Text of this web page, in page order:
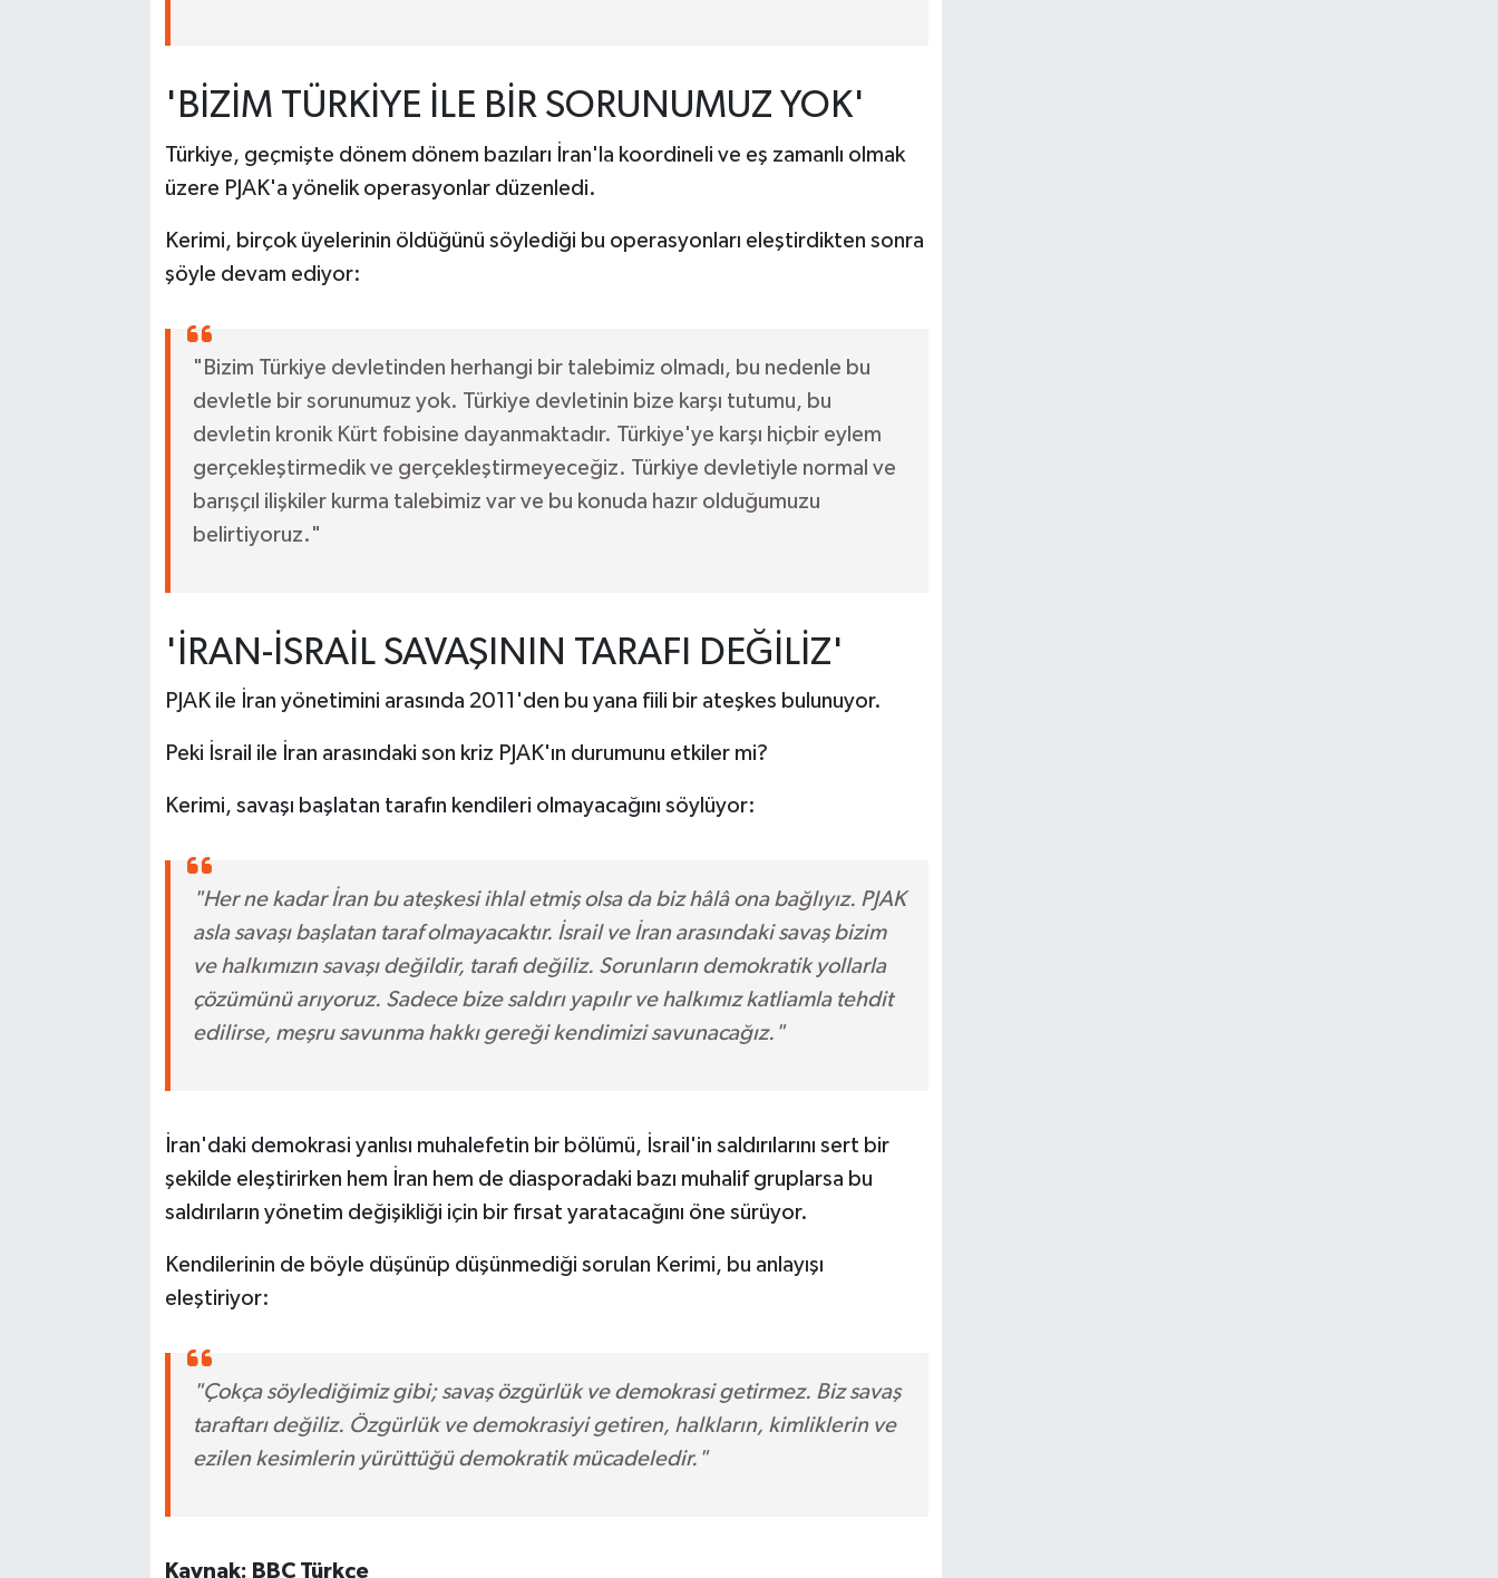
'BİZİM TÜRKİYE İLE BİR SORUNUMUZ YOK'
Türkiye, geçmişte dönem dönem bazıları İran'la koordineli ve eş zamanlı olmak
üzere PJAK'a yönelik operasyonlar düzenledi.
Kerimi, birçok üyelerinin öldüğünü söylediği bu operasyonları eleştirdikten sonra
şöyle devam ediyor:
"Bizim Türkiye devletinden herhangi bir talebimiz olmadı, bu nedenle bu
devletle bir sorunumuz yok. Türkiye devletinin bize karşı tutumu, bu
devletin kronik Kürt fobisine dayanmaktadır. Türkiye'ye karşı hiçbir eylem
gerçekleştirmedik ve gerçekleştirmeyeceğiz. Türkiye devletiyle normal ve
barışçıl ilişkiler kurma talebimiz var ve bu konuda hazır olduğumuzu
belirtiyoruz."
'İRAN-İSRAİL SAVAŞININ TARAFI DEĞİLİZ'
PJAK ile İran yönetimini arasında 2011'den bu yana fiili bir ateşkes bulunuyor.
Peki İsrail ile İran arasındaki son kriz PJAK'ın durumunu etkiler mi?
Kerimi, savaşı başlatan tarafın kendileri olmayacağını söylüyor:
"Her ne kadar İran bu ateşkesi ihlal etmiş olsa da biz hâlâ ona bağlıyız. PJAK
asla savaşı başlatan taraf olmayacaktır. İsrail ve İran arasındaki savaş bizim
ve halkımızın savaşı değildir, tarafı değiliz. Sorunların demokratik yollarla
çözümünü arıyoruz. Sadece bize saldırı yapılır ve halkımız katliamla tehdit
edilirse, meşru savunma hakkı gereği kendimizi savunacağız."
İran'daki demokrasi yanlısı muhalefetin bir bölümü, İsrail'in saldırılarını sert bir
şekilde eleştirirken hem İran hem de diasporadaki bazı muhalif gruplarsa bu
saldırıların yönetim değişikliği için bir fırsat yaratacağını öne sürüyor.
Kendilerinin de böyle düşünüp düşünmediği sorulan Kerimi, bu anlayışı
eleştiriyor:
"Çokça söylediğimiz gibi; savaş özgürlük ve demokrasi getirmez. Biz savaş
taraftarı değiliz. Özgürlük ve demokrasiyi getiren, halkların, kimliklerin ve
ezilen kesimlerin yürüttüğü demokratik mücadeledir."
Kaynak: BBC Türkçe